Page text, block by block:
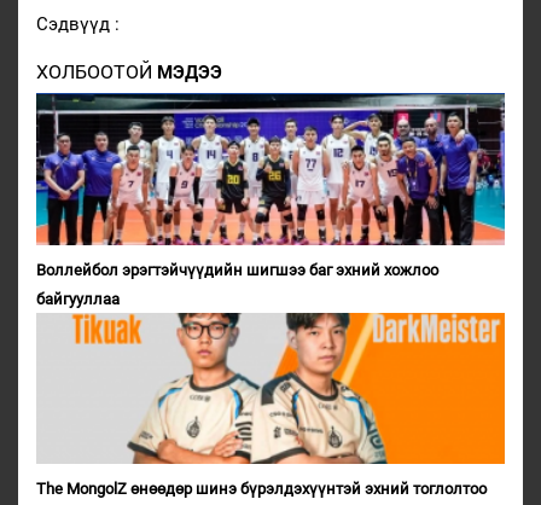
Сэдвүүд :
ХОЛБООТОЙ МЭДЭЭ
Воллейбол эрэгтэйчүүдийн шигшээ баг эхний хожлоо
байгууллаа
The MongolZ өнөөдөр шинэ бүрэлдэхүүнтэй эхний тоглолтоо